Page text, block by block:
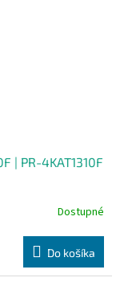
| PR-4KAT1310F
Dostupné
Do košíka